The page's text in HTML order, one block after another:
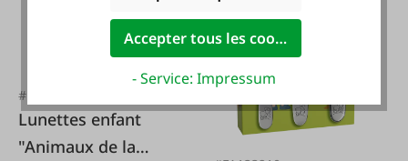
#FA125422
Lunettes enfant
"Animaux de la
Accepter tous les cookies
- Service: Impressum